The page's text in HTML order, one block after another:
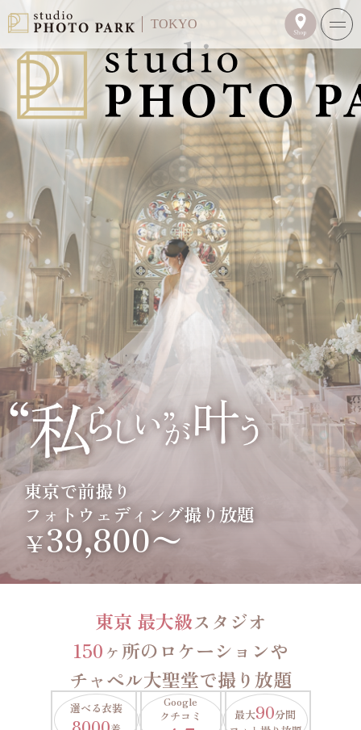
TOKYO
東京で前撮り
フォトウェディング撮り放題
￥39,800〜
東京 最大級スタジオ
150ヶ所のロケーションや
チャペル大聖堂で撮り放題
選べる衣装
Google
クチコミ
最大90分間